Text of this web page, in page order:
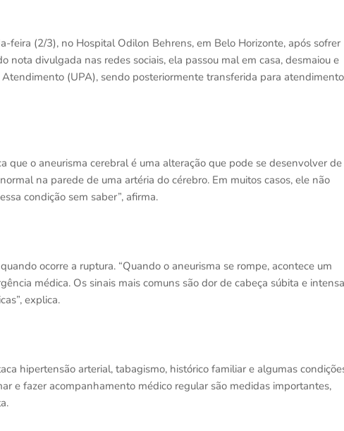
feira (2/3), no Hospital Odilon Behrens, em Belo Horizonte, após sofrer
nota divulgada nas redes sociais, ela passou mal em casa, desmaiou e
(UPA), sendo posteriormente transferida para atendimento
que o aneurisma cerebral é uma alteração que pode se desenvolver de
na parede de uma artéria do cérebro. Em muitos casos, ele não
condição sem saber”, afirma.
ocorre a ruptura. “Quando o aneurisma se rompe, acontece um
médica. Os sinais mais comuns são dor de cabeça súbita e
explica.
hipertensão arterial, tabagismo, histórico familiar e algumas
e fazer acompanhamento médico regular são medidas importantes,